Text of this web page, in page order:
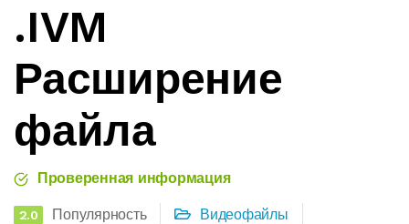
.IVM
Расширение
файла
Проверенная информация
2.0 Популярность Видеофайлы